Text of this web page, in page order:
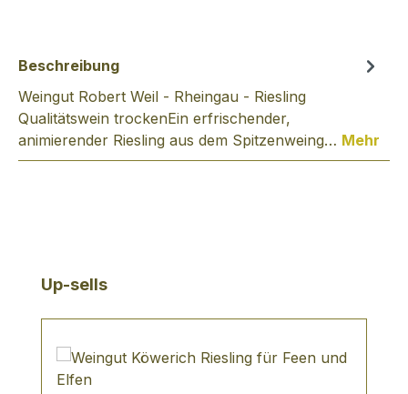
Beschreibung
Weingut Robert Weil - Rheingau - Riesling
Qualitätswein trockenEin erfrischender,
animierender Riesling aus dem Spitzenweing… Mehr
Produktgalerie überspringen
Up-sells